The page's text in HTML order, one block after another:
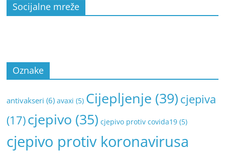
Socijalne mreže
Oznake
antivakseri (6) avaxi (5) Cijepljenje (39) cjepiva
(17)cjepivo (35) cjepivo protiv covida19 (5)
cjepivo protiv koronavirusa